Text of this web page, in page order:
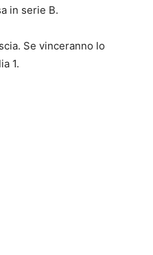
in serie B.
Se vinceranno lo
1.